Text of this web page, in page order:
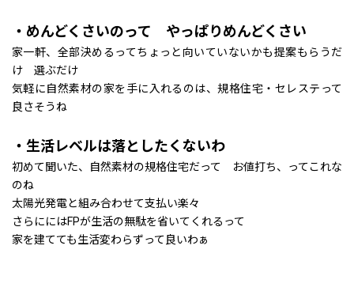
・めんどくさいのって やっぱりめんどくさい
家一軒、全部決めるってちょっと向いていないかも提案もらうだ
け 選ぶだけ
気軽に自然素材の家を手に入れるのは、規格住宅・セレステって
良さそうね
・生活レベルは落としたくないわ
初めて聞いた、自然素材の規格住宅だって お値打ち、ってこれな
のね
太陽光発電と組み合わせて支払い楽々
さらににはFPが生活の無駄を省いてくれるって
家を建てても生活変わらずって良いわぁ